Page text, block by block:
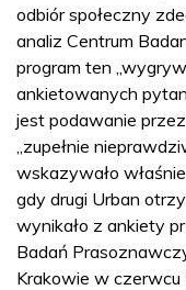
odbiór społeczny
analiz Centrum
program ten
ankietowanych
jest podawanie
„zupełnie
wskazywało
gdy drugi Urban
wynikało z ankiety
Badań
Krakowie w